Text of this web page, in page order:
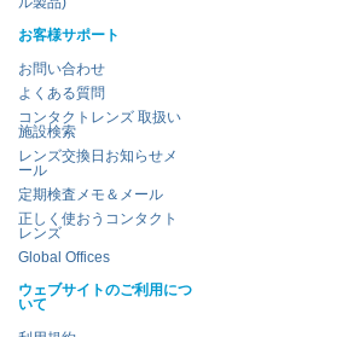
お客様サポート
お問い合わせ
よくある質問
コンタクトレンズ 取扱い
施設検索
レンズ交換日お知らせメ
ール
定期検査メモ＆メール
正しく使おうコンタクト
レンズ
Global Offices
ウェブサイトのご利用につ
いて